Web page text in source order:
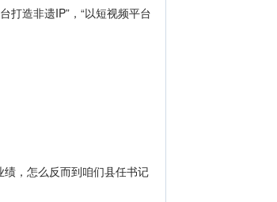
造非遗IP”，“以短视频平台
，怎么反而到咱们县任书记